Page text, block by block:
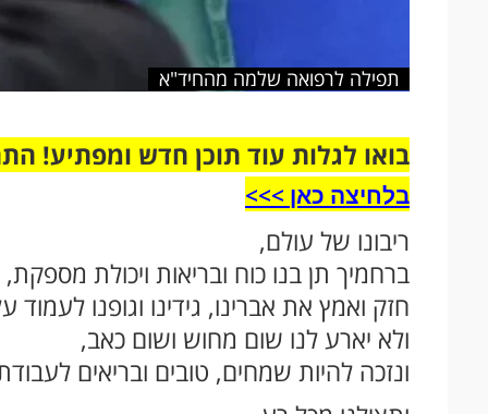
תפילה לרפואה שלמה מהחיד"א
בואו לגלות עוד תוכן חדש ומפתיע!
בלחיצה כאן >>>​
ריבונו של עולם,
ברחמיך תן בנו כוח ובריאות ויכולת מספקת,
חזק ואמץ את אברינו, גידינו וגופנו
ולא יארע לנו שום מחוש ושום כאב,
ונזכה להיות שמחים, טובים ובריאים